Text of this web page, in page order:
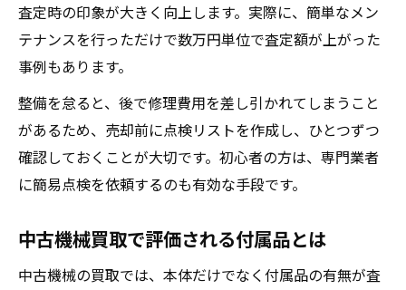
査定時の印象が大きく向上します。実際に、簡単なメン
テナンスを行っただけで数万円単位で査定額が上がった
事例もあります。
整備を怠ると、後で修理費用を差し引かれてしまうこと
があるため、売却前に点検リストを作成し、ひとつずつ
確認しておくことが大切です。初心者の方は、専門業者
に簡易点検を依頼するのも有効な手段です。
中古機械買取で評価される付属品とは
中古機械の買取では、本体だけでなく付属品の有無が査